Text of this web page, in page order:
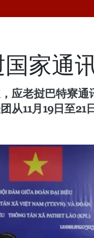
家通
应老挝巴特寮
从11月19日至21